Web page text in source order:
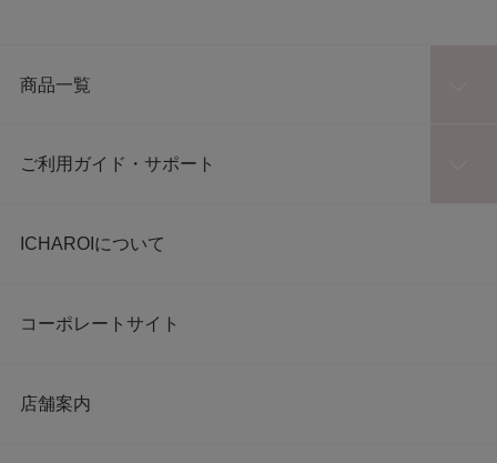
商品一覧
ご利用ガイド・サポート
ICHAROIについて
コーポレートサイト
店舗案内